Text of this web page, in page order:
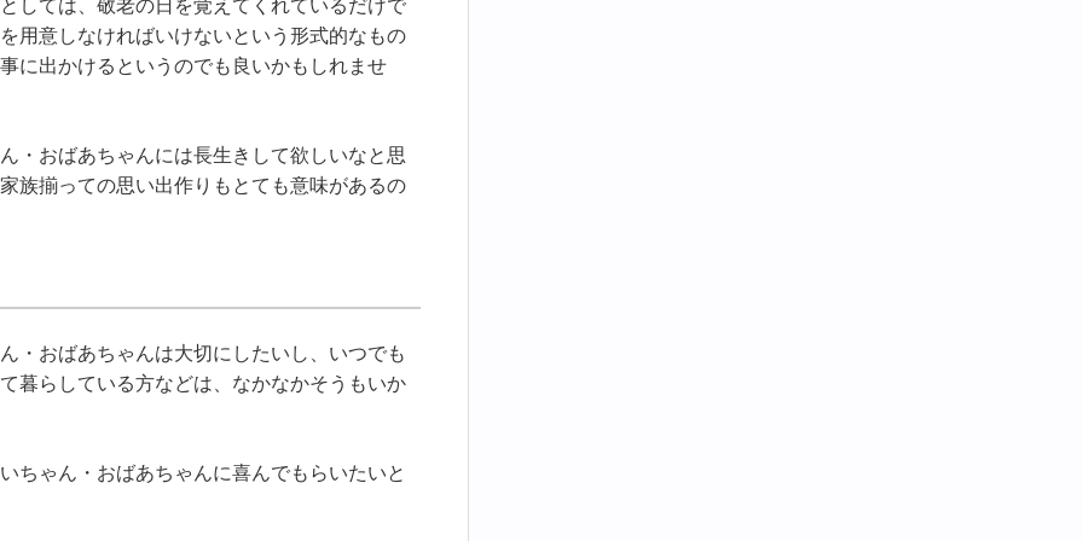
しては、敬老の日を覚えてくれているだけで
用意しなければいけないという形式的なもの
に出かけるというのでも良いかもしれませ
・おばあちゃんには長生きして欲しいなと思
族揃っての思い出作りもとても意味があるの
・おばあちゃんは大切にしたいし、いつでも
暮らしている方などは、なかなかそうもいか
ちゃん・おばあちゃんに喜んでもらいたいと